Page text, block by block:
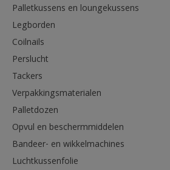
Palletkussens en loungekussens
Legborden
Coilnails
Perslucht
Tackers
Verpakkingsmaterialen
Palletdozen
Opvul en beschermmiddelen
Bandeer- en wikkelmachines
Luchtkussenfolie